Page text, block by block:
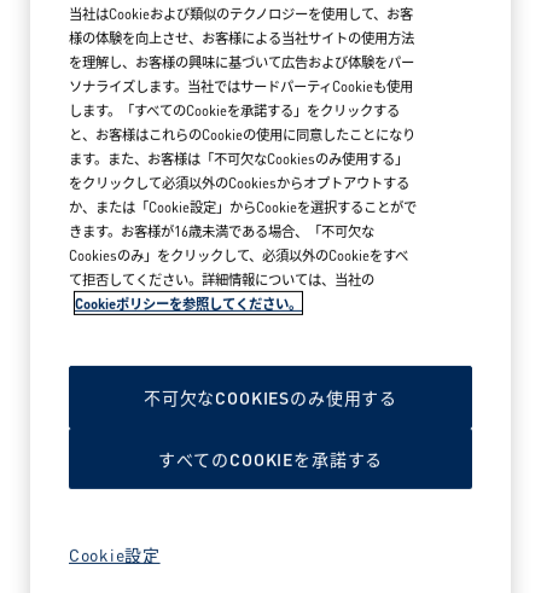
2026年5月18日
ブランドストア オープン
当社はCookieおよび類似のテクノロジーを使用して、お客
様の体験を向上させ、お客様による当社サイトの使用方法
を理解し、お客様の興味に基づいて広告および体験をパー
ソナライズします。当社ではサードパーティCookieも使用
します。「すべてのCookieを承諾する」をクリックする
と、お客様はこれらのCookieの使用に同意したことになり
ます。また、お客様は「不可欠なCookiesのみ使用する」
をクリックして必須以外のCookiesからオプトアウトする
か、または「Cookie設定」からCookieを選択することがで
きます。お客様が16歳未満である場合、「不可欠な
Cookiesのみ」をクリックして、必須以外のCookieをすべ
て拒否してください。詳細情報については、当社の
Cookieポリシーを参照してください。
Cookie設定
不可欠なCOOKIESのみ使用する
すべてのCOOKIEを承諾する